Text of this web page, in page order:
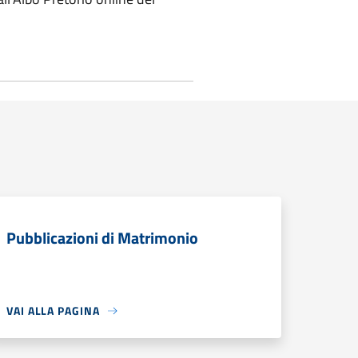
Pubblicazioni di Matrimonio
VAI ALLA PAGINA